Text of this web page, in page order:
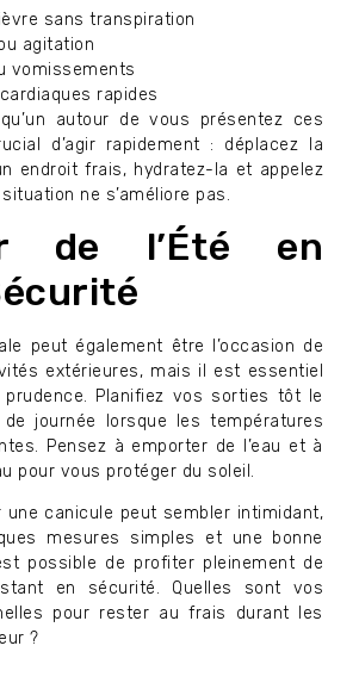
sans transpiration
agitation
vomissements
rapides
autour de vous présentez ces
d’agir rapidement : déplacez la
endroit frais, hydratez-la et appelez
ne s’améliore pas.
de l’Été en
peut également être l’occasion de
extérieures, mais il est essentiel
Planifiez vos sorties tôt le
journée lorsque les températures
Pensez à emporter de l’eau et à
pour vous protéger du soleil.
une canicule peut sembler intimidant,
mesures simples et une bonne
possible de profiter pleinement de
en sécurité. Quelles sont vos
pour rester au frais durant les
?